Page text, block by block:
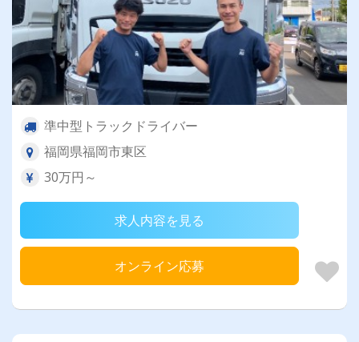
準中型トラックドライバー
福岡県福岡市東区
30万円～
求人内容を見る
オンライン応募